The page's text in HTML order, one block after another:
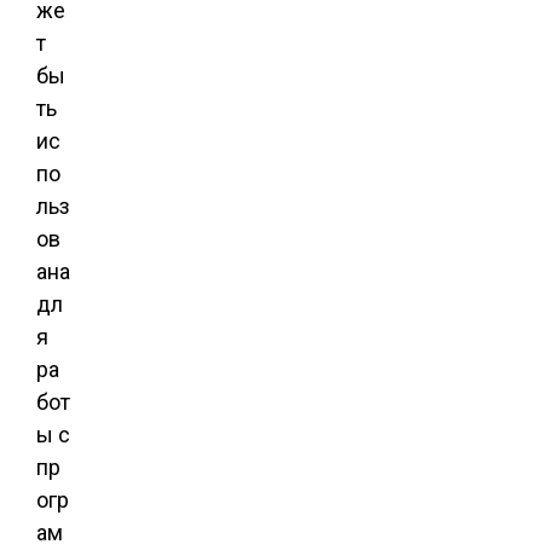
же
т
бы
ть
ис
по
льз
ов
ана
дл
я
ра
бот
ы с
пр
огр
ам